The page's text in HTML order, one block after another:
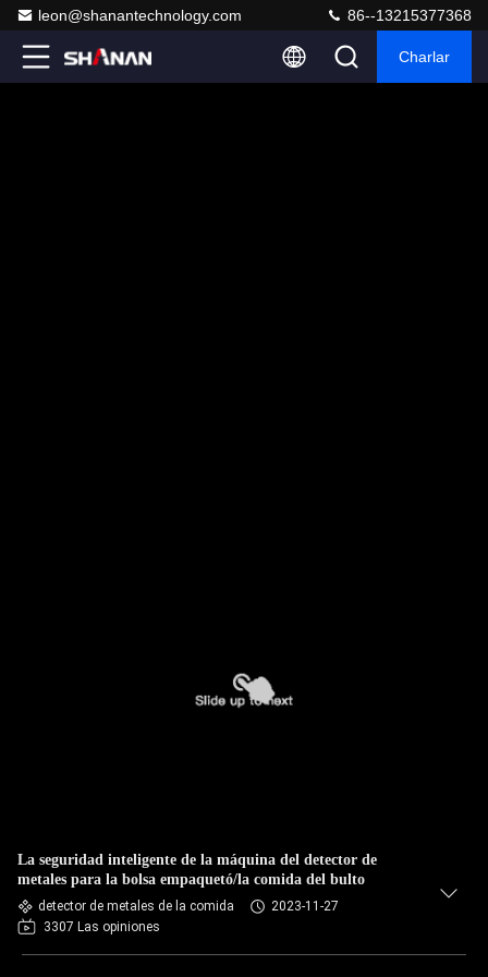
leon@shanantechnology.com 86--13215377368
Charlar
La seguridad inteligente de la máquina del detector de
metales para la bolsa empaquetó/la comida del bulto
detector de metales de la comida
2023-11-27
3307 Las opiniones